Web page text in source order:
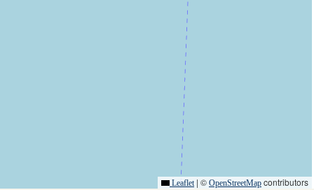
Leaflet | © OpenStreetMap contributors